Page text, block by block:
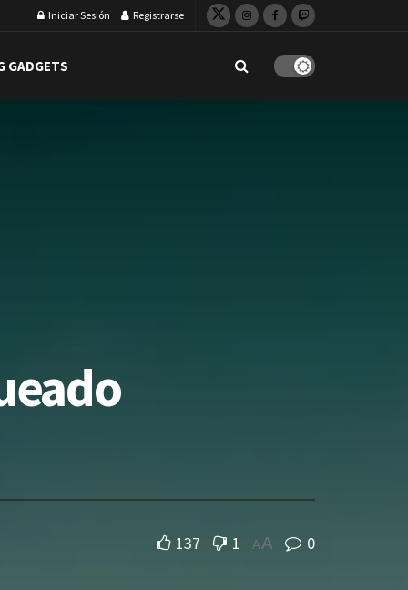
Iniciar Sesión Registrarse
GADGETS
137 1 A A 0